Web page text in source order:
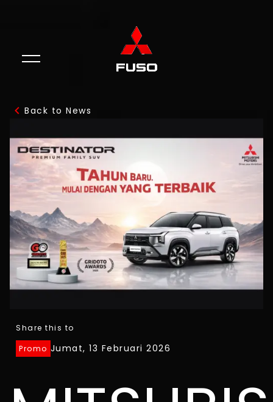
Back to News
Share this to
Promo Jumat, 13 Februari 2026